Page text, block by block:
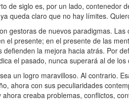
de siglo es, por un lado, contenedor
queda claro que no hay límites.
gestoras de nuevos paradigmas.
el presente; en el presente de las
la mejora hacia atrás. Por
el pasado, nunca superará al de
un logro maravilloso. Al contrario.
ahora con sus peculiaridades
creaba problemas, conflictos,